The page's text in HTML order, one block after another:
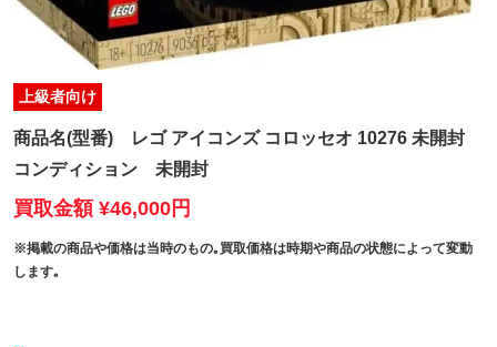
上級者向け
商品名(型番)
レゴ アイコンズ コロッセオ 10276 未開封
コンディション
未開封
買取金額 ¥46,000円
※掲載の商品や価格は当時のもの｡買取価格は時期や商品の状態によって変動
します｡